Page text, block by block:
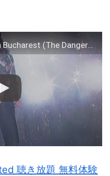
Michael Jackson – Live In Bucharest (The Dangerous Tour)
聴き放題 無料体験